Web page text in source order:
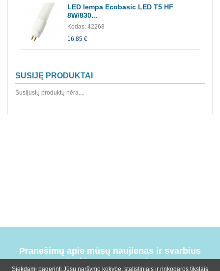
LED lempa Ecobasic LED T5 HF
8W/830...
Kodas: 42268
16,85 €
SUSIJĘ PRODUKTAI
Susijusių produktų nėra....
Pranešimų apie mūsų naujienas ir svarbius
įvykius prenumerata
Siekdami pagerinti Jūsų naršymo kokybę, statistiniais ir rinkodaros tikslais